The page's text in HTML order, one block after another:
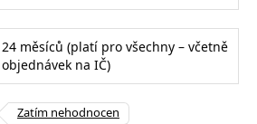
24 měsíců (platí pro všechny – včetně
objednávek na IČ)
Zatím nehodnocen